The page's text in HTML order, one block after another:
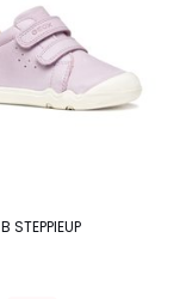
Baskets B STEPPIEUP